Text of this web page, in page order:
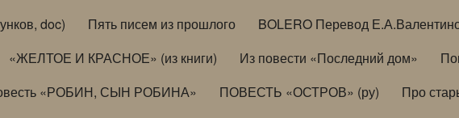
doc) Пять писем из прошлого BOLERO Перевод
«ЖЕЛТОЕ И КРАСНОЕ» (из книги) Из повести «Последний дом»
«РОБИН, СЫН РОБИНА» ПОВЕСТЬ «ОСТРОВ» (ру)
Про